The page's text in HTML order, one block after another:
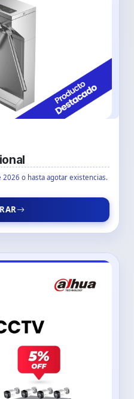
o hasta agotar existencias.